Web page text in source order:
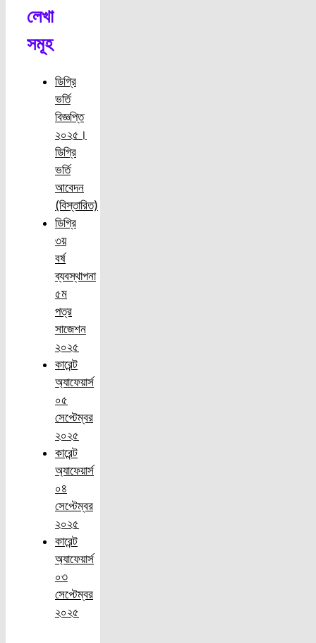
লেখা
সমূহ
ডিগ্রি
ভর্তি
বিজ্ঞপ্তি
২০২৫।
ডিগ্রি
ভর্তি
আবেদন
(বিস্তারিত)
ডিগ্রি
৩য়
বর্ষ
ব্যবস্থাপনা
৫ম
পত্র
সাজেশন
২০২৫
কারেন্ট
অ্যাফেয়ার্স
০৫
সেপ্টেম্বর
২০২৫
কারেন্ট
অ্যাফেয়ার্স
০৪
সেপ্টেম্বর
২০২৫
কারেন্ট
অ্যাফেয়ার্স
০৩
সেপ্টেম্বর
২০২৫